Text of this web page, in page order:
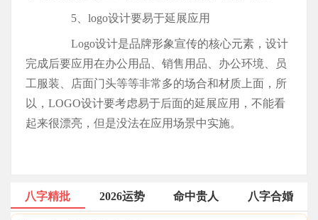
5、logo设计要易于延展应用
Logo设计是品牌形象宣传的核心元素，设计
完成后要应用在办公用品、销售用品、办公环境、员
工服装、店面门头等等非常多的场合和材质上面，所
以，LOGO设计要考虑易于后面的延展应用，不能看
起来很漂亮，但是没法在应用场景中实施。
八字精批 2026运势 命中贵人 八字合婚